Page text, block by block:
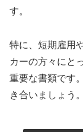
す。
特に、短期雇用
カーの方々にと
重要な書類です
き合いましょう。